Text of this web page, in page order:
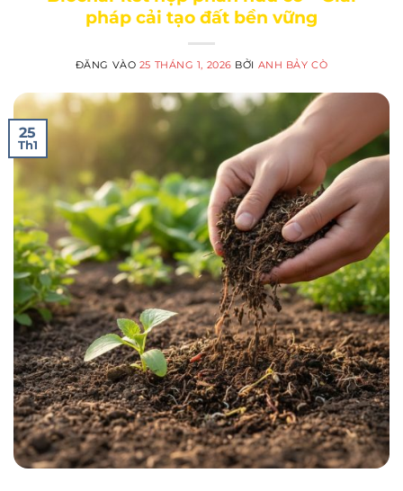
pháp cải tạo đất bền vững
ĐĂNG VÀO 25 THÁNG 1, 2026 BỞI ANH BẢY CÒ
25
Th1